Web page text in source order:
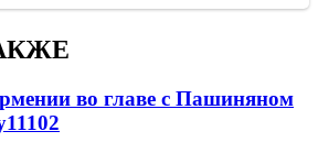
во главе с Пашиняном
11102